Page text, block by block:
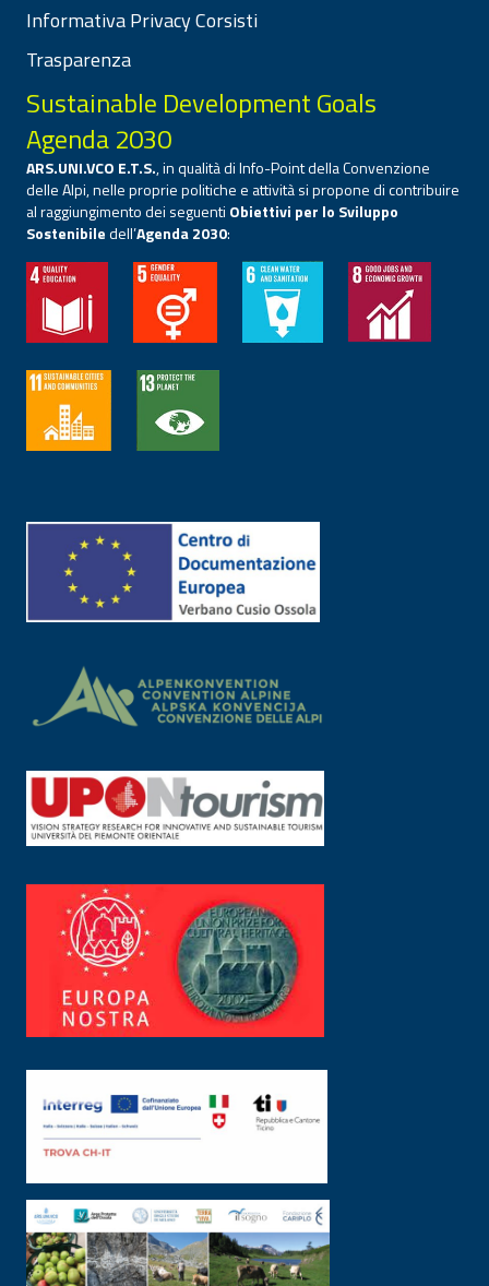
Informativa Privacy Corsisti
Trasparenza
Sustainable Development Goals
Agenda 2030
ARS.UNI.VCO E.T.S., in qualità di Info-Point della Convenzione
delle Alpi, nelle proprie politiche e attività si propone di contribuire
al raggiungimento dei seguenti Obiettivi per lo Sviluppo
Sostenibiledell’Agenda 2030: